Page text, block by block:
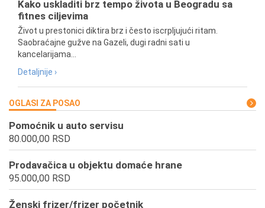
Kako uskladiti brz tempo života u Beogradu sa
fitnes ciljevima
Život u prestonici diktira brz i često iscrpljujući ritam.
Saobraćajne gužve na Gazeli, dugi radni sati u
kancelarijama...
Detaljnije ›
OGLASI ZA POSAO
Pomoćnik u auto servisu
80.000,00 RSD
Prodavačica u objektu domaće hrane
95.000,00 RSD
Ženski frizer/frizer početnik